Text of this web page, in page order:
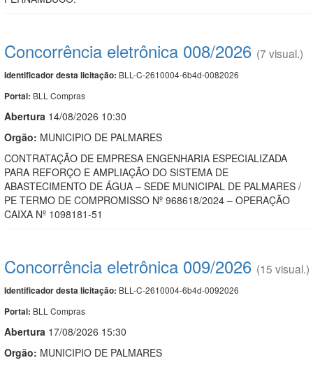
Concorrência eletrônica 008/2026 (7 visual.)
Identificador desta licitação: BLL-C-2610004-6b4d-0082026
Portal: BLL Compras
Abertura 14/08/2026 10:30
Orgão: MUNICIPIO DE PALMARES
CONTRATAÇÃO DE EMPRESA ENGENHARIA ESPECIALIZADA
PARA REFORÇO E AMPLIAÇÃO DO SISTEMA DE
ABASTECIMENTO DE ÁGUA – SEDE MUNICIPAL DE PALMARES /
PE TERMO DE COMPROMISSO Nº 968618/2024 – OPERAÇÃO
CAIXA Nº 1098181-51
Concorrência eletrônica 009/2026 (15 visual.)
Identificador desta licitação: BLL-C-2610004-6b4d-0092026
Portal: BLL Compras
Abertura 17/08/2026 15:30
Orgão: MUNICIPIO DE PALMARES